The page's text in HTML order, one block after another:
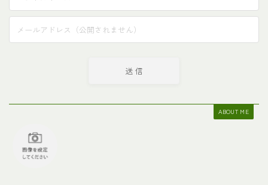
ABOUT ME